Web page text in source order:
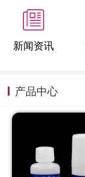
新闻资讯
产品中心
定制标物
定制仪器
新闻资讯
公司主页